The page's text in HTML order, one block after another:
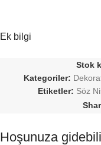
Ek bilgi
Stok
Kategoriler:
Etiketler: Söz
Hoşunuza